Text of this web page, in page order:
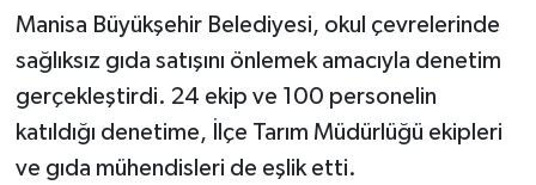
Manisa Büyükşehir Belediyesi, okul çevrelerinde
sağlıksız gıda satışını önlemek amacıyla denetim
gerçekleştirdi. 24 ekip ve 100 personelin
katıldığı denetime, İlçe Tarım Müdürlüğü ekipleri
ve gıda mühendisleri de eşlik etti.